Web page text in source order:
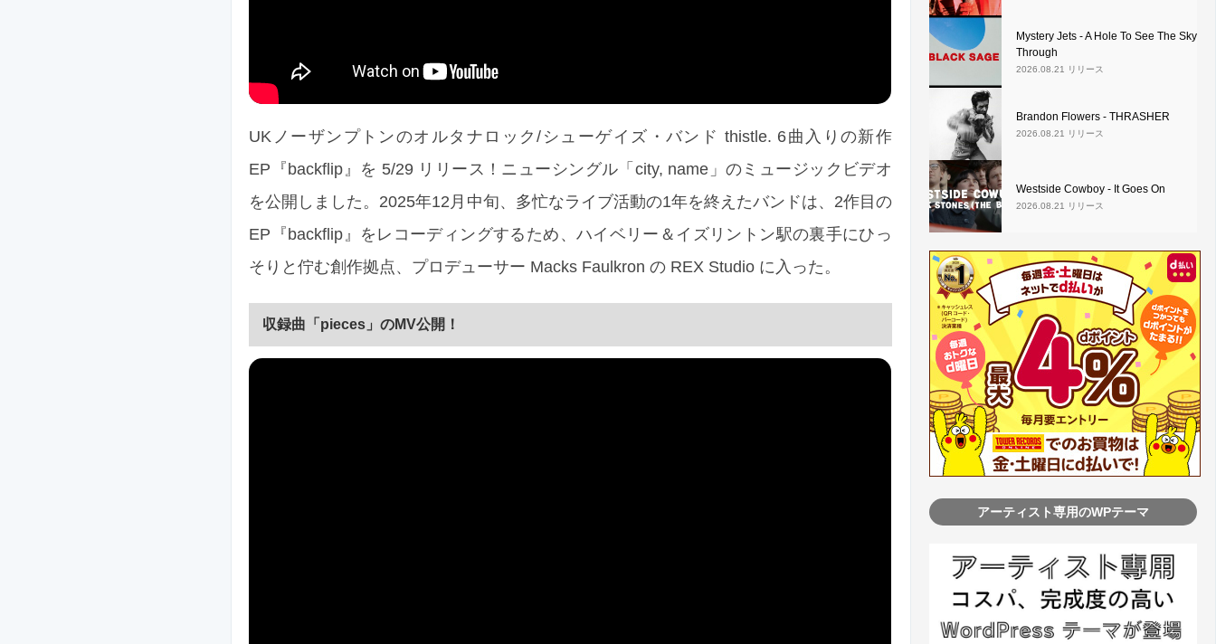
UKノーザンプトンのオルタナロック/シューゲイズ・バンド thistle. 6曲入りの新作
EP『backflip』を 5/29 リリース！ニューシングル「city, name」のミュージックビデオ
を公開しました。2025年12月中旬、多忙なライブ活動の1年を終えたバンドは、2作目の
EP『backflip』をレコーディングするため、ハイベリー＆イズリントン駅の裏手にひっ
そりと佇む創作拠点、プロデューサー Macks Faulkron の REX Studio に入った。
収録曲「pieces」のMV公開！
Mystery Jets - A Hole To See The Sky
Through
2026.08.21 リリース
Brandon Flowers - THRASHER
2026.08.21 リリース
Westside Cowboy - It Goes On
2026.08.21 リリース
アーティスト専用のWPテーマ